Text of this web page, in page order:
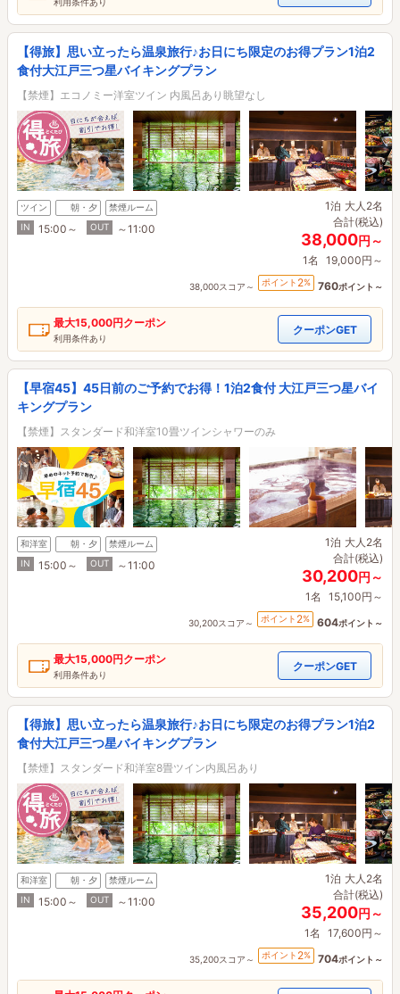
【得旅】思い立ったら温泉旅行♪お日にち限定のお得プラン1泊2
食付大江戸三つ星バイキングプラン
【禁煙】エコノミー洋室ツイン 内風呂あり眺望なし
ツイン 朝・夕
禁煙ルーム
IN
15:00～ OUT ～11:00
1泊 大人2名
合計(税込)
38,000円～
1名 19,000円～
38,000スコア～ ポイント 2% 760ポイント～
最大15,000円クーポン
利用条件あり
クーポンGET
【早宿45】45日前のご予約でお得！1泊2食付 大江戸三つ星バイ
キングプラン
【禁煙】スタンダード和洋室10畳ツインシャワーのみ
和洋室 朝・夕
禁煙ルーム
IN
15:00～ OUT ～11:00
1泊 大人2名
合計(税込)
30,200円～
1名 15,100円～
30,200スコア～ ポイント 2% 604ポイント～
最大15,000円クーポン
利用条件あり
クーポンGET
【得旅】思い立ったら温泉旅行♪お日にち限定のお得プラン1泊2
食付大江戸三つ星バイキングプラン
【禁煙】スタンダード和洋室8畳ツイン内風呂あり
和洋室 朝・夕
禁煙ルーム
IN
15:00～ OUT ～11:00
1泊 大人2名
合計(税込)
35,200円～
1名 17,600円～
35,200スコア～ ポイント 2% 704ポイント～